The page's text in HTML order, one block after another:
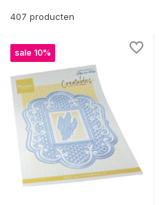
407 producten
sale 10%